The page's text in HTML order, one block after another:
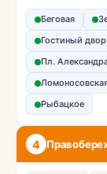
Беговая
Гостиный двор
Пл.
Рыбацкое
4